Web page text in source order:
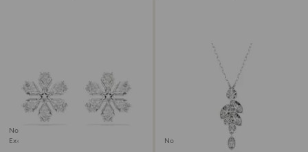
Nouveau
Exclusivité en ligne
Nouveau